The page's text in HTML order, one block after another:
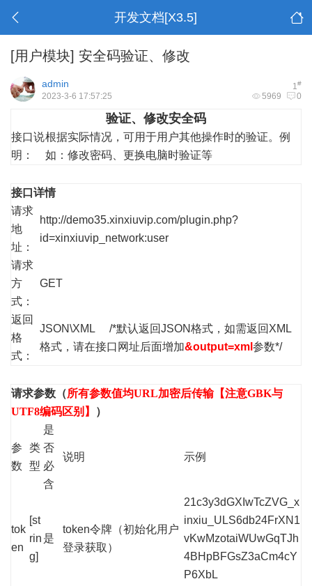
开发文档[X3.5]
[用户模块] 安全码验证、修改
1#
admin
5969 0
2023-3-6 17:57:25
验证、修改安全码
接口说
明：
根据实际情况，可用于用户其他操作时的验证。例
如：修改密码、更换电脑时验证等
接口详情
请求
地
址：
http://demo35.xinxiuvip.com/plugin.php?
id=xinxiuvip_network:user
请求
方
式：
GET
返回
格
式：
JSON\XML /*默认返回JSON格式，如需返回XML
格式，请在接口网址后面增加&output=xml 参数*/
请求参数（所有参数值均URL加密后传输【注意GBK与
UTF8编码区别】
）
参
数
类
型
是
否
必
含
说明 示例
tok
en
[st
rin
g]
是
token令牌（初始化用户
登录获取）
21c3y3dGXIwTcZVG_x
inxiu_ULS6db24FrXN1
vKwMzotaiWUwGqTJh
4BHpBFGsZ3aCm4cY
P6XbL